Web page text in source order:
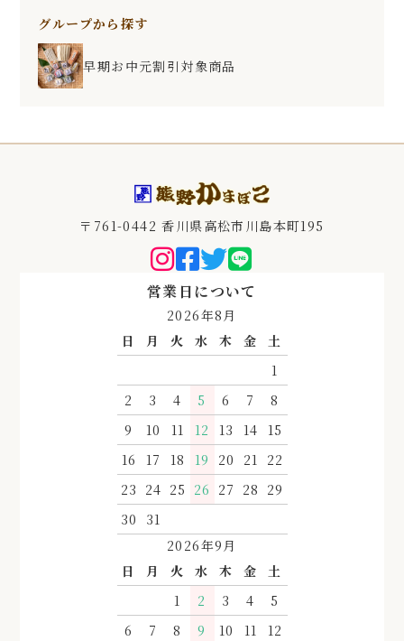
グループから探す
早期お中元割引対象商品
〒761-0442 香川県高松市川島本町195
営業日について
2026年8月
日
月 火 水 木 金
土
1
2
3 4 5 6 7
8
9
10 11 12 13 14
15
16
17 18 19 20 21 22
23 24 25 26 27 28 29
30
31
2026年9月
日
月 火 水 木 金
土
1
2 3 4
5
6
7 8 9 10 11
12